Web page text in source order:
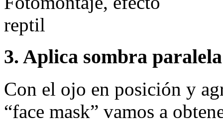
3. Aplica sombra
Con el ojo en posición y
“face mask” vamos a